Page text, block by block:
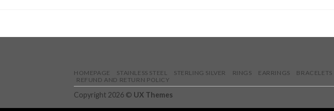
HOMEPAGE STAINLESS STEEL STERLING SILVER RINGS EARRINGS BRACELETS
REFUND AND RETURN POLICY
Copyright 2026 © UX Themes